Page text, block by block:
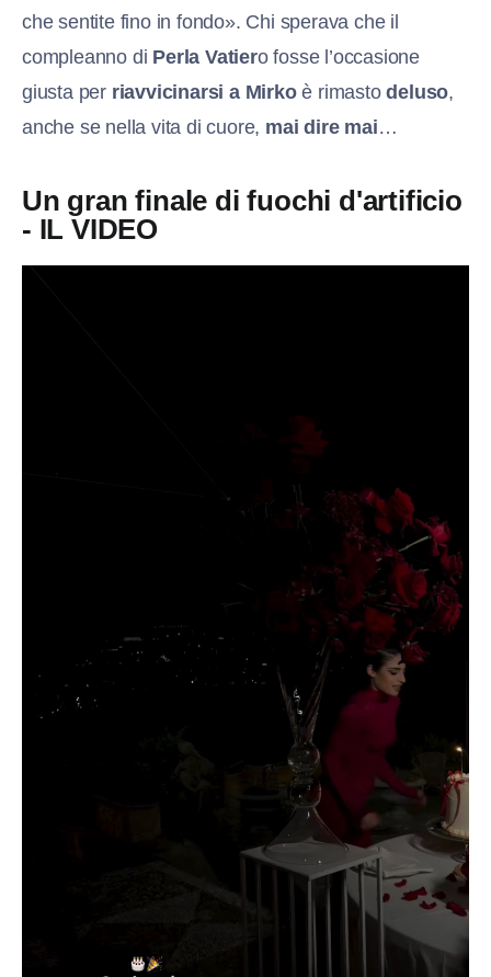
che sentite fino in fondo». Chi sperava che il
compleanno di Perla Vatiero fosse l’occasione
giusta per riavvicinarsi a Mirkoè rimastodeluso,
anche se nella vita di cuore, mai dire mai…
Un gran finale di fuochi d'artificio
- IL VIDEO